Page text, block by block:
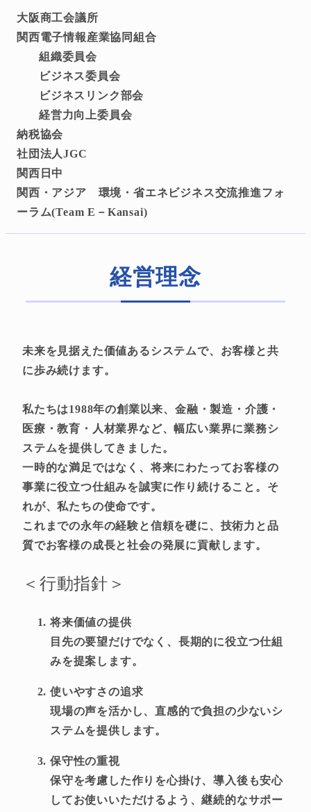
大阪商工会議所
関西電子情報産業協同組合
組織委員会
ビジネス委員会
ビジネスリンク部会
経営力向上委員会
納税協会
社団法人JGC
関西日中
関西・アジア 環境・省エネビジネス交流推進フォ
ーラム(Team E－Kansai)
経営理念
未来を見据えた価値あるシステムで、お客様と共
に歩み続けます。
私たちは1988年の創業以来、金融・製造・介護・
医療・教育・人材業界など、幅広い業界に業務シ
ステムを提供してきました。
一時的な満足ではなく、将来にわたってお客様の
事業に役立つ仕組みを誠実に作り続けること。そ
れが、私たちの使命です。
これまでの永年の経験と信頼を礎に、技術力と品
質でお客様の成長と社会の発展に貢献します。
＜行動指針＞
将来価値の提供
目先の要望だけでなく、長期的に役立つ仕組
みを提案します。
使いやすさの追求
現場の声を活かし、直感的で負担の少ないシ
ステムを提供します。
保守性の重視
保守を考慮した作りを心掛け、導入後も安心
してお使いいただけるよう、継続的なサポー